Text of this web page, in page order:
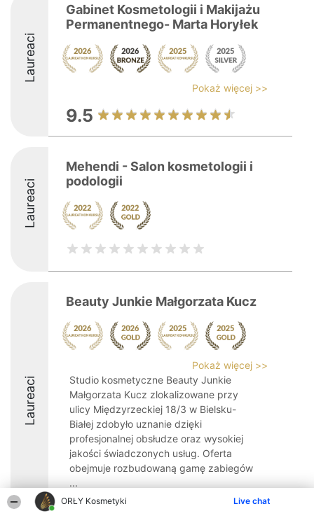
ORŁY Kosmetyki Live chat
Laureaci
Gabinet Kosmetologii i Makijażu
Permanentnego- Marta Horyłek
Pokaż więcej >>
9.5
Laureaci
Mehendi - Salon kosmetologii i
podologii
Laureaci
Beauty Junkie Małgorzata Kucz
Pokaż więcej >>
Studio kosmetyczne Beauty Junkie
Małgorzata Kucz zlokalizowane przy
ulicy Międzyrzeckiej 18/3 w Bielsku-
Białej zdobyło uznanie dzięki
profesjonalnej obsłudze oraz wysokiej
jakości świadczonych usług. Oferta
obejmuje rozbudowaną gamę zabiegów
...
9.9